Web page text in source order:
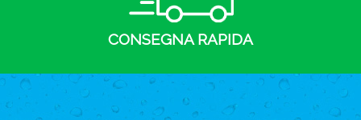
CONSEGNA RAPIDA